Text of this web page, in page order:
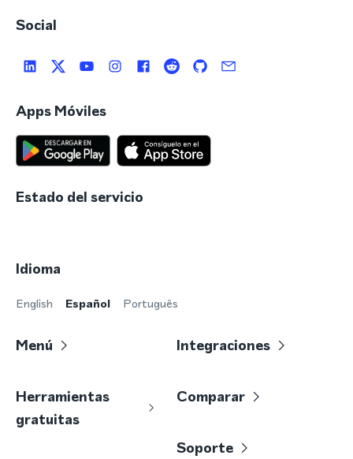
Social
Apps Móviles
Estado del servicio
Idioma
English Español Português
Menú Integraciones
Herramientas
gratuitas
Comparar
Soporte